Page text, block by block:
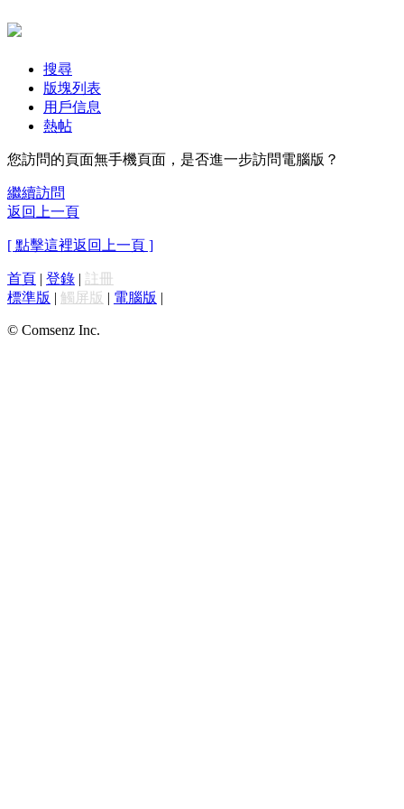
搜尋
版塊列表
用戶信息
熱帖
您訪問的頁面無手機頁面，是否進一步訪問電腦版？
繼續訪問
返回上一頁
[ 點擊這裡返回上一頁 ]
首頁 | 登錄 | 註冊
標準版 | 觸屏版 | 電腦版 |
© Comsenz Inc.